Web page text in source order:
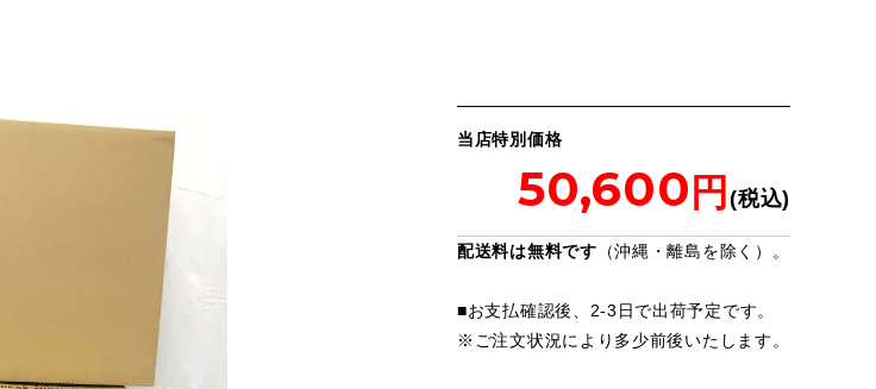
当店特別価格
50,600
配送料は無料です （沖縄・離島を除く）。
■お支払確認後、2-3日で出荷予定です。
※ ご注文状況により多少前後いたします。